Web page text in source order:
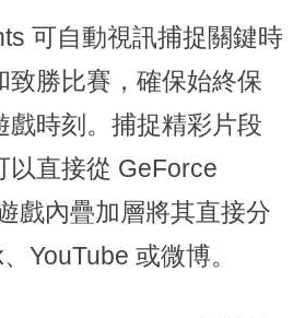
可自動視訊捕捉關鍵時
致勝比賽，確保始終保
戲時刻。捕捉精彩片段
以直接從 GeForce
戲內疊加層將其直接分
YouTube 或微博。